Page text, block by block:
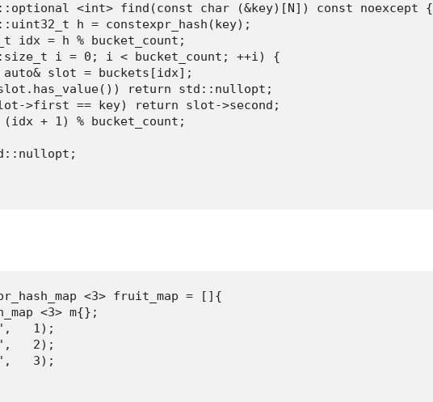
<int> find(const char (&key)[N]) const noexcept {
h = constexpr_hash(key);
idx = h % bucket_count;
i = 0; i < bucket_count; ++i) {
slot = buckets[idx];
return std::nullopt;
>first == key) return slot->second;
+ 1) % bucket_count;
<3> fruit_map = []{
<3> m{};
1);
2);
3);